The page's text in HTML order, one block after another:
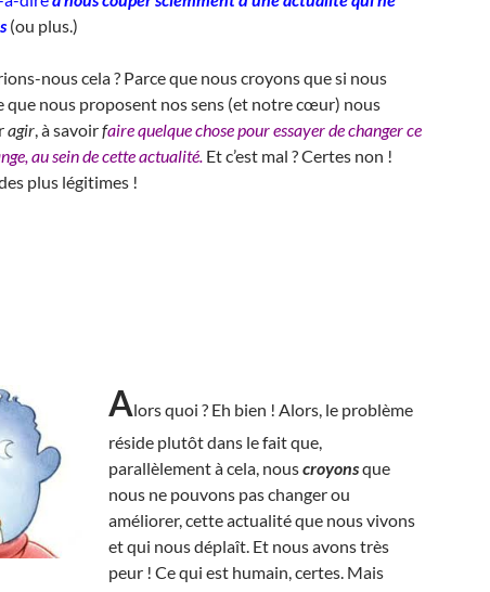
(ou plus.)
nous cela ? Parce que nous croyons que si nous
que nous proposent nos sens (et notre cœur) nous
agir, à savoirfaire quelque chose pour essayer de changer ce
au sein de cette actualité. Et c’est mal ? Certes non !
plus légitimes !
Alors quoi ? Eh bien ! Alors, le problème
réside plutôt dans le fait que,
parallèlement à cela, nouscroyonsque
nous ne pouvons pas changer ou
améliorer, cette actualité que nous vivons
et qui nous déplaît. Et nous avons très
peur ! Ce qui est humain, certes. Mais